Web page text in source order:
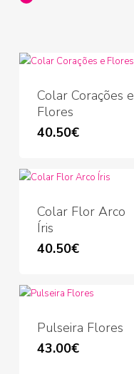
Colar Corações e
Flores
40.50€
Colar Flor Arco
Íris
40.50€
Pulseira Flores
43.00€